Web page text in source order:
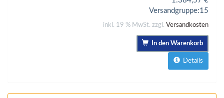
Versandgruppe:15
inkl. 19 % MwSt. zzgl. Versandkosten
In den Warenkorb
Details